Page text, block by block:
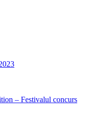
– Festivalul concurs